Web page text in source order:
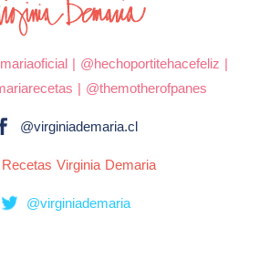
| @hechoportitehacefeliz |
| @themotherofpanes
@virginiademaria.cl
Recetas Virginia Demaria
@virginiademaria